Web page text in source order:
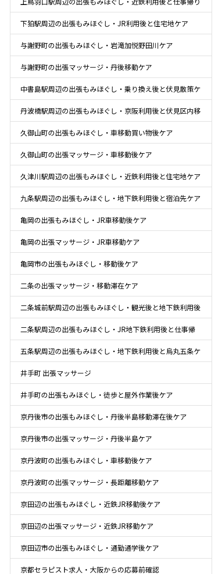
ケア
下狛駅周辺の出張もみほぐし・JR利用後と住宅地ケア
与謝野町の出張もみほぐし・岩滝加悦野田川ケア
与謝野町の出張マッサージ・丹後移動ケア
中書島駅周辺の出張もみほぐし・乗り換え後と伏見散策ケ
ア
丹波橋駅周辺の出張もみほぐし・京阪利用後と伏見区内移
動ケア
久御山町の出張もみほぐし・車移動買い物後ケア
久御山町の出張マッサージ・車移動後ケア
久津川駅周辺の出張もみほぐし・近鉄利用後と住宅地ケア
九条駅周辺の出張もみほぐし・地下鉄利用後と宿泊先ケア
亀岡の出張もみほぐし・JR車移動後ケア
亀岡の出張マッサージ・JR車移動ケア
亀岡市の出張もみほぐし・移動後ケア
二条の出張マッサージ・移動滞在ケア
二条城前駅周辺の出張もみほぐし・観光後と地下鉄利用後
ケア
二条駅周辺の出張もみほぐし・JR地下鉄利用後と仕事帰
りケア
五条駅周辺の出張もみほぐし・地下鉄利用後と烏丸五条ケ
ア
井手町 出張マッサージ
井手町の出張もみほぐし・徒歩と屋外作業後ケア
京丹後市の出張もみほぐし・丹後半島移動滞在後ケア
京丹後市の出張マッサージ・丹後半島ケア
京丹波町の出張もみほぐし・車移動後ケア
京丹波町の出張マッサージ・長距離移動ケア
京田辺の出張もみほぐし・近鉄JR移動後ケア
京田辺の出張マッサージ・近鉄JR移動ケア
京田辺市の出張もみほぐし・通勤通学後ケア
京都セラピスト求人・大阪からの応募前確認